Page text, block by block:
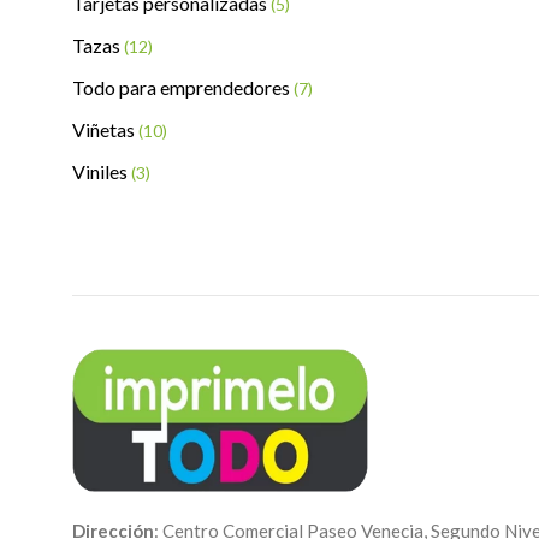
(5)
Tazas (12)
Todo para emprendedores (7)
Viñetas (10)
Viniles (3)
Dirección: Centro Comercial Paseo Venecia, Segundo